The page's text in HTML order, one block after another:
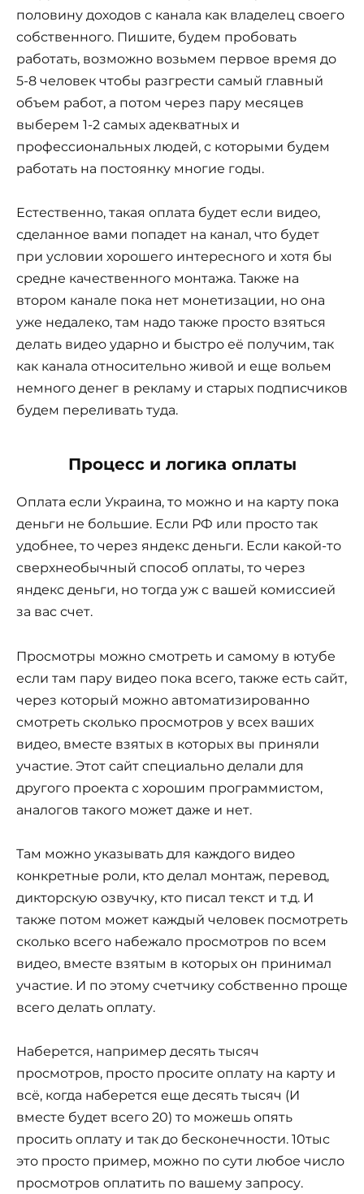
половину доходов с канала как владелец своего
собственного. Пишите, будем пробовать
работать, возможно возьмем первое время до
5-8 человек чтобы разгрести самый главный
объем работ, а потом через пару месяцев
выберем 1-2 самых адекватных и
профессиональных людей, с которыми будем
работать на постоянку многие годы.
Естественно, такая оплата будет если видео,
сделанное вами попадет на канал, что будет
при условии хорошего интересного и хотя бы
средне качественного монтажа. Также на
втором канале пока нет монетизации, но она
уже недалеко, там надо также просто взяться
делать видео ударно и быстро её получим, так
как канала относительно живой и еще вольем
немного денег в рекламу и старых подписчиков
будем переливать туда.
Процесс и логика оплаты
Оплата если Украина, то можно и на карту пока
деньги не большие. Если РФ или просто так
удобнее, то через яндекс деньги. Если какой-то
сверхнеобычный способ оплаты, то через
яндекс деньги, но тогда уж с вашей комиссией
за вас счет.
Просмотры можно смотреть и самому в ютубе
если там пару видео пока всего, также есть сайт,
через который можно автоматизированно
смотреть сколько просмотров у всех ваших
видео, вместе взятых в которых вы приняли
участие. Этот сайт специально делали для
другого проекта с хорошим программистом,
аналогов такого может даже и нет.
Там можно указывать для каждого видео
конкретные роли, кто делал монтаж, перевод,
дикторскую озвучку, кто писал текст и т.д. И
также потом может каждый человек посмотреть
сколько всего набежало просмотров по всем
видео, вместе взятым в которых он принимал
участие. И по этому счетчику собственно проще
всего делать оплату.
Наберется, например десять тысяч
просмотров, просто просите оплату на карту и
всё, когда наберется еще десять тысяч (И
вместе будет всего 20) то можешь опять
просить оплату и так до бесконечности. 10тыс
это просто пример, можно по сути любое число
просмотров оплатить по вашему запросу.